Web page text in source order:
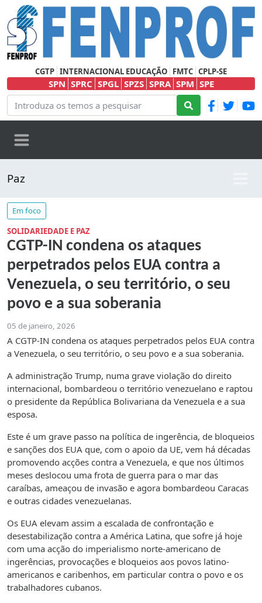
CGTP INTERNACIONAL EDUCAÇÃO FMTC CPLP-SE
SPN SPRC SPGL SPZS SPRA SPM SPE
Paz
Em foco
SOLIDARIEDADE E PAZ
CGTP-IN condena os ataques
perpetrados pelos EUA contra a
Venezuela, o seu território, o seu
povo e a sua soberania
05 de janeiro, 2026
A CGTP-IN condena os ataques perpetrados pelos EUA contra
a Venezuela, o seu território, o seu povo e a sua soberania.
A administração Trump, numa grave violação do direito
internacional, bombardeou o território venezuelano e raptou
o presidente da República Bolivariana da Venezuela e a sua
esposa.
Este é um grave passo na política de ingerência, de bloqueios
e sanções dos EUA que, com o apoio da UE, vem há décadas
promovendo acções contra a Venezuela, e que nos últimos
meses deslocou uma frota de guerra para o mar das
caraíbas, ameaçou de invasão e agora bombardeou Caracas
e outras cidades venezuelanas.
Os EUA elevam assim a escalada de confrontação e
desestabilização contra a América Latina, que sofre já hoje
com uma acção do imperialismo norte-americano de
ingerências, provocações e bloqueios aos povos latino-
americanos e caribenhos, em particular contra o povo e os
trabalhadores cubanos.